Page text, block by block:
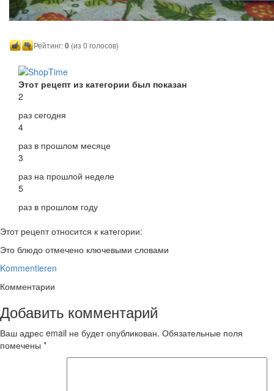
Рейтинг:0 (из 0 голосов)
Этот рецепт из категории был показан
2
раз сегодня
4
раз в прошлом месяце
3
раз на прошлой неделе
5
раз в прошлом году
Этот рецепт относится к категории:
Это блюдо отмечено ключевыми словами
Kommentieren
Комментарии
Добавить комментарий
Ваш адрес email не будет опубликован. Обязательные поля
помечены *